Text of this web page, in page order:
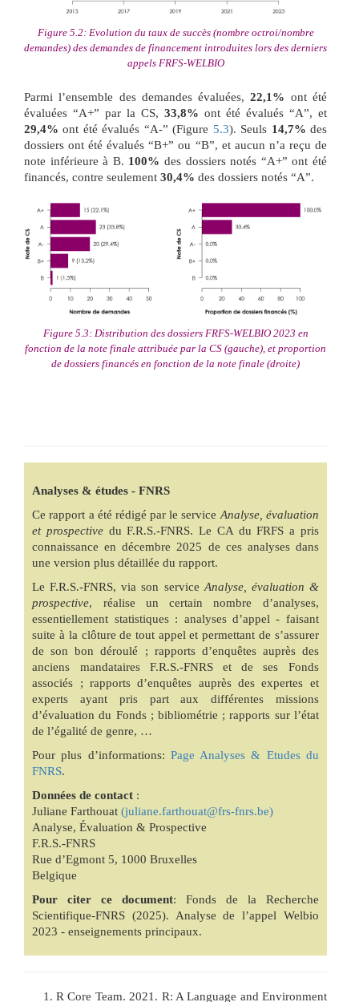
Figure 5.2: Evolution du taux de succès (nombre octroi/nombre
demandes) des demandes de financement introduites lors des derniers
appels FRFS-WELBIO
Parmi l’ensemble des demandes évaluées,22,1% ont été
évaluées “A+” par la CS, 33,8% ont été évalués “A”, et
29,4% ont été évalués “A-” (Figure 5.3). Seuls 14,7% des
dossiers ont été évalués “B+” ou “B”, et aucun n’a reçu de
note inférieure à B. 100% des dossiers notés “A+” ont été
financés, contre seulement 30,4% des dossiers notés “A”.
Figure 5.3: Distribution des dossiers FRFS-WELBIO 2023 en
fonction de la note finale attribuée par la CS (gauche), et proportion
de dossiers financés en fonction de la note finale (droite)
Analyses & études - FNRS
Ce rapport a été rédigé par le service Analyse, évaluation
et prospectivedu F.R.S.-FNRS. Le CA du FRFS a pris
connaissance en décembre 2025 de ces analyses dans
une version plus détaillée du rapport.
Le F.R.S.-FNRS, via son service Analyse, évaluation &
prospective, réalise un certain nombre d’analyses,
essentiellement statistiques : analyses d’appel - faisant
suite à la clôture de tout appel et permettant de s’assurer
de son bon déroulé ; rapports d’enquêtes auprès des
anciens mandataires F.R.S.-FNRS et de ses Fonds
associés ; rapports d’enquêtes auprès des expertes et
experts ayant pris part aux différentes missions
d’évaluation du Fonds ; bibliométrie ; rapports sur l’état
de l’égalité de genre, …
Pour plus d’informations: Page Analyses & Etudes du
FNRS.
Données de contact :
Juliane Farthouat(juliane.farthouat@frs-fnrs.be)
Analyse, Évaluation & Prospective
F.R.S.-FNRS
Rue d’Egmont 5, 1000 Bruxelles
Belgique
Pour citer ce document: Fonds de la Recherche
Scientifique-FNRS (2025). Analyse de l’appel Welbio
2023 - enseignements principaux.
R Core Team. 2021. R: A Language and Environment